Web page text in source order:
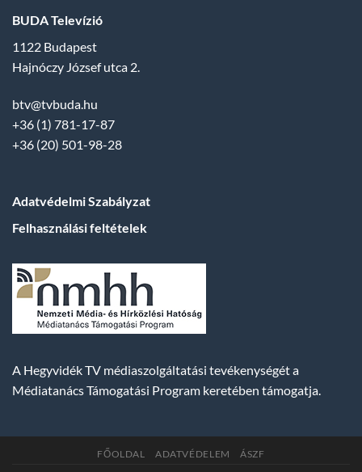
BUDA Televízió
1122 Budapest
Hajnóczy József utca 2.
btv@tvbuda.hu
+36 (1) 781-17-87
+36 (20) 501-98-28
Adatvédelmi Szabályzat
Felhasználási feltételek
A Hegyvidék TV médiaszolgáltatási tevékenységét a
Médiatanács Támogatási Program keretében támogatja.
FŐOLDAL ADATVÉDELEM ÁSZF